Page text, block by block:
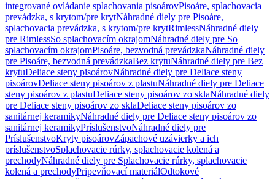
integrované ovládanie splachovania pisoárovPisoáre, splachovacia
prevádzka, s krytom/pre krytNáhradné diely pre Pisoáre,
splachovacia prevádzka, s krytom/pre krytRimlessNáhradné diely
pre RimlessSo splachovacím okrajomNáhradné diely pre So
splachovacím okrajomPisoáre, bezvodná prevádzkaNáhradné diely
pre Pisoáre, bezvodná prevádzkaBez krytuNáhradné diely pre Bez
krytuDeliace steny pisoárovNáhradné diely pre Deliace steny
pisoárovDeliace steny pisoárov z plastuNáhradné diely pre Deliace
steny pisoárov z plastuDeliace steny pisoárov zo sklaNáhradné diely
pre Deliace steny pisoárov zo sklaDeliace steny pisoárov zo
sanitárnej keramikyNáhradné diely pre Deliace steny pisoárov zo
sanitárnej keramikyPríslušenstvoNáhradné diely pre
PríslušenstvoKryty pisoárovZápachové uzávierky a ich
príslušenstvoSplachovacie rúrky, splachovacie kolená a
prechodyNáhradné diely pre Splachovacie rúrky, splachovacie
kolená a prechodyPripevňovací materiálOdtokové